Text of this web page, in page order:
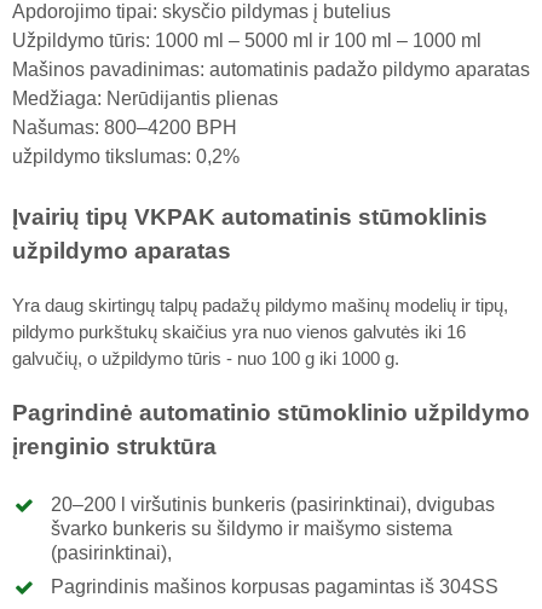
Apdorojimo tipai: skysčio pildymas į butelius
Užpildymo tūris: 1000 ml – 5000 ml ir 100 ml – 1000 ml
Mašinos pavadinimas: automatinis padažo pildymo aparatas
Medžiaga: Nerūdijantis plienas
Našumas: 800–4200 BPH
užpildymo tikslumas: 0,2%
Įvairių tipų VKPAK automatinis stūmoklinis
užpildymo aparatas
Yra daug skirtingų talpų padažų pildymo mašinų modelių ir tipų,
pildymo purkštukų skaičius yra nuo vienos galvutės iki 16
galvučių, o užpildymo tūris - nuo 100 g iki 1000 g.
Pagrindinė automatinio stūmoklinio užpildymo
įrenginio struktūra
20–200 l viršutinis bunkeris (pasirinktinai), dvigubas
švarko bunkeris su šildymo ir maišymo sistema
(pasirinktinai),
Pagrindinis mašinos korpusas pagamintas iš 304SS